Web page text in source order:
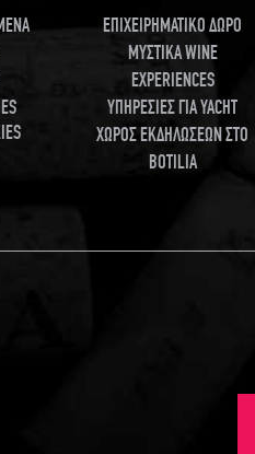
ΕΠΙΧΕΙΡΗΜΑΤΙΚΟ ΔΩΡΟ
ΜΥΣΤΙΚΑ WINE
EXPERIENCES
ΥΠΗΡΕΣΙΕΣ ΓΙΑ YACHT
ΧΩΡΟΣ ΕΚΔΗΛΩΣΕΩΝ ΣΤΟ
BOTILIA